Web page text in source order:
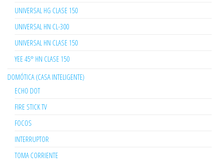
UNIVERSAL HG CLASE 150
UNIVERSAL HN CL-300
UNIVERSAL HN CLASE 150
YEE 45° HN CLASE 150
DOMÓTICA (CASA INTELIGENTE)
ECHO DOT
FIRE STICK TV
FOCOS
INTERRUPTOR
TOMA CORRIENTE